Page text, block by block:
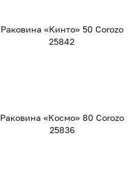
Раковина «Кинто» 50 Corozo
25842
Раковина «Космо» 80 Corozo
25836